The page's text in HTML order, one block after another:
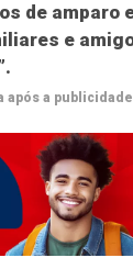
de amparo
e
após a publicidade